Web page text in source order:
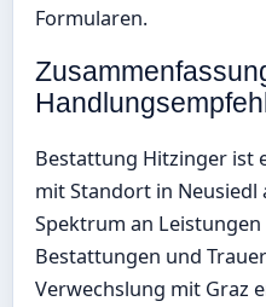
Formularen.
Bestattung Hitzinger ist
mit Standort in Neusiedl
Spektrum an Leistungen
Bestattungen und
Verwechslung mit Graz